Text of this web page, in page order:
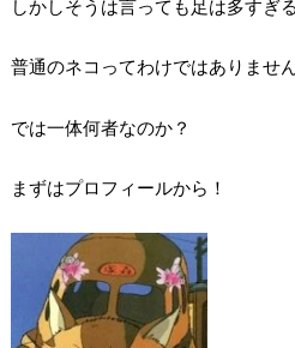
しかしそうは言っても足は多すぎ
普通のネコってわけではありません
では一体何者なのか？
まずはプロフィールから！